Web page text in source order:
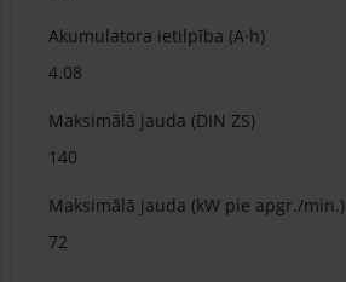
Akumulatora ietilpība (A·h)
4.08
Maksimālā jauda (DIN ZS)
140
Maksimālā jauda (kW pie apgr./min.)
72